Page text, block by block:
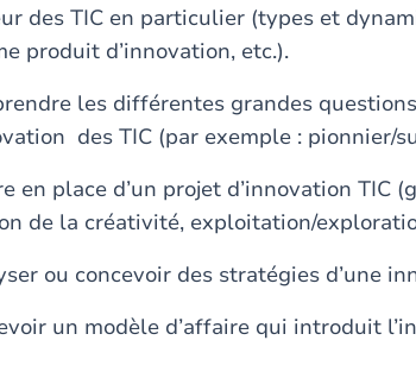
des TIC en particulier (types et
produit d’innovation, etc.).
les différentes grandes
des TIC (par exemple : pionnier/
en place d’un projet d’innovation TIC
de la créativité, exploitation/
ou concevoir des stratégies d’une
un modèle d’affaire qui introduit